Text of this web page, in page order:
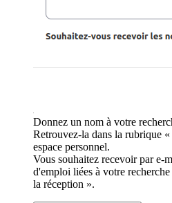
Donnez un nom à votre
Retrouvez-la dans la rubrique
espace personnel.
Vous souhaitez recevoir par e-
d'emploi liées à votre
la réception ».